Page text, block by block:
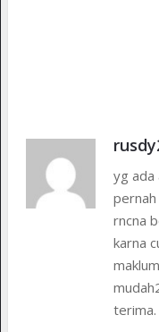
yg ada
pernah
rncna
karna
terima.